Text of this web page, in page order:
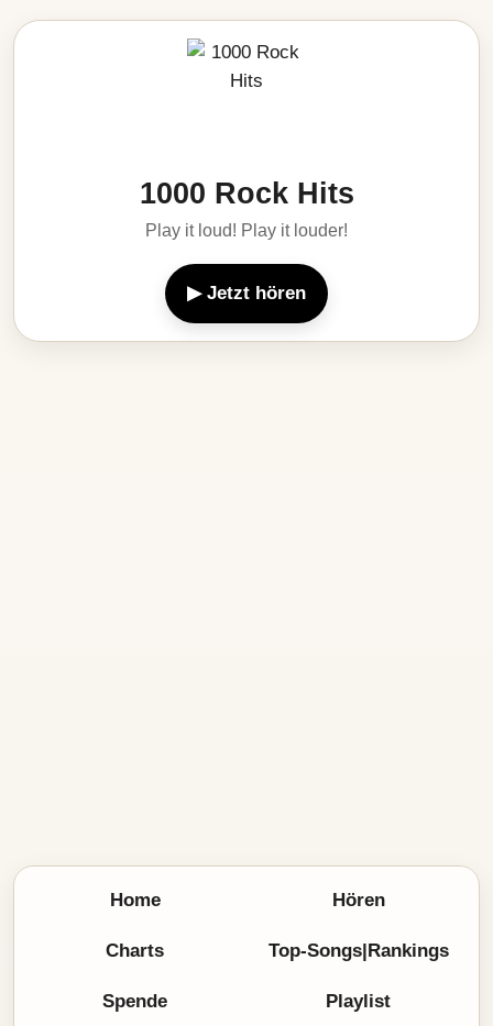
1000 Rock Hits
Play it loud! Play it louder!
▶ Jetzt hören
Home Hören
Charts Top-Songs|Rankings
Spende Playlist